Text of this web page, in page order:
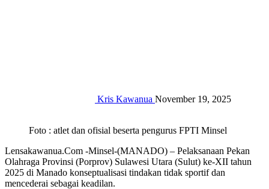
Kris Kawanua November 19, 2025
Foto : atlet dan ofisial beserta pengurus FPTI Minsel
Lensakawanua.Com -Minsel-(MANADO) – Pelaksanaan Pekan
Olahraga Provinsi (Porprov) Sulawesi Utara (Sulut) ke-XII tahun
2025 di Manado konseptualisasi tindakan tidak sportif dan
mencederai sebagai keadilan.